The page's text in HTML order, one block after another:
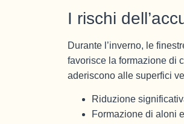
I rischi
Durante l’inverno, le
favorisce la formazione di
aderiscono alle superfici
Riduzione
Formazione di aloni